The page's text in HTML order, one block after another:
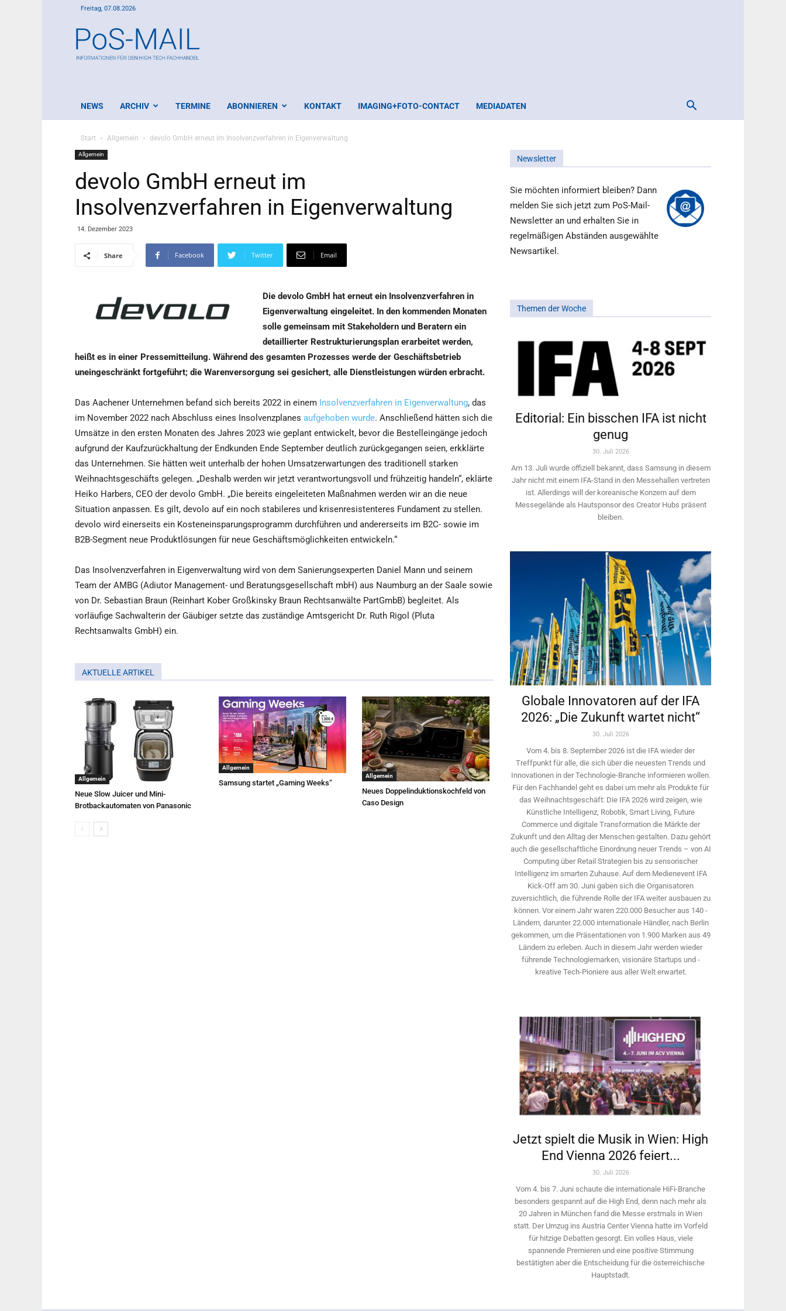
Freitag, 07.08.2026
Mail
NEWS ARCHIV TERMINE ABONNIEREN KONTAKT IMAGING+FOTO-CONTACT MEDIADATEN
Start Allgemein devolo GmbH erneut im Insolvenzverfahren in Eigenverwaltung
Allgemein
devolo GmbH erneut im
Insolvenzverfahren in Eigenverwaltung
14. Dezember 2023
Share Facebook Twitter Email
Die devolo GmbH hat erneut ein Insolvenzverfahren in
Eigenverwaltung eingeleitet. In den kommenden Monaten
solle gemeinsam mit Stakeholdern und Beratern ein
detaillierter Restrukturierungsplan erarbeitet werden,
heißt es in einer Pressemitteilung. Während des gesamten Prozesses werde der Geschäftsbetrieb
uneingeschränkt fortgeführt; die Warenversorgung sei gesichert, alle Dienstleistungen würden erbracht.
Das Aachener Unternehmen befand sich bereits 2022 in einem Insolvenzverfahren in Eigenverwaltung, das
im November 2022 nach Abschluss eines Insolvenzplanes aufgehoben wurde. Anschließend hätten sich die
Umsätze in den ersten Monaten des Jahres 2023 wie geplant entwickelt, bevor die Bestelleingänge jedoch
aufgrund der Kaufzurückhaltung der Endkunden Ende September deutlich zurückgegangen seien, erkklärte
das Unternehmen. Sie hätten weit unterhalb der hohen Umsatzerwartungen des traditionell starken
Weihnachtsgeschäfts gelegen. „Deshalb werden wir jetzt verantwortungsvoll und frühzeitig handeln“, eklärte
Heiko Harbers, CEO der devolo GmbH. „Die bereits eingeleiteten Maßnahmen werden wir an die neue
Situation anpassen. Es gilt, devolo auf ein noch stabileres und krisenresistenteres Fundament zu stellen.
devolo wird einerseits ein Kosteneinsparungsprogramm durchführen und andererseits im B2C- sowie im
B2B-Segment neue Produktlösungen für neue Geschäftsmöglichkeiten entwickeln.“
Das Insolvenzverfahren in Eigenverwaltung wird von dem Sanierungsexperten Daniel Mann und seinem
Team der AMBG (Adiutor Management- und Beratungsgesellschaft mbH) aus Naumburg an der Saale sowie
von Dr. Sebastian Braun (Reinhart Kober Großkinsky Braun Rechtsanwälte PartGmbB) begleitet. Als
vorläufige Sachwalterin der Gäubiger setzte das zuständige Amtsgericht Dr. Ruth Rigol (Pluta
Rechtsanwalts GmbH) ein.
AKTUELLE ARTIKEL
Allgemein
Neue Slow Juicer und Mini-
Brotbackautomaten von Panasonic
Allgemein
Samsung startet „Gaming Weeks“
Allgemein
Neues Doppelinduktionskochfeld von
Caso Design
Newsletter
Sie möchten informiert bleiben? Dann
melden Sie sich jetzt zum PoS-Mail-
Newsletter an und erhalten Sie in
regelmäßigen Abständen ausgewählte
Newsartikel.
Themen der Woche
Editorial: Ein bisschen IFA ist nicht
genug
30. Juli 2026
Am 13. Juli wurde offiziell bekannt, dass Samsung in diesem
Jahr nicht mit einem IFA-Stand in den Messehallen vertreten
ist. Allerdings will ­der koreanische Konzern auf dem
Messegelände als Hautsponsor des Creator Hubs präsent
bleiben.
Globale Innovatoren auf der IFA
2026: „Die Zukunft wartet nicht“
30. Juli 2026
Vom 4. bis 8. September 2026 ist die IFA wieder der
Treffpunkt für alle, die sich über die neuesten Trends und
Innovationen in der Technologie-­Branche informieren wollen.
Für den Fachhandel geht es dabei um mehr als Produkte für
das Weihnachtsgeschäft: Die IFA 2026 wird ­zeigen, wie
Künstliche Intelligenz, Robotik, Smart Living, Future
Commerce und digitale Trans­formation die Märkte der
Zukunft und den Alltag der Menschen gestalten. Dazu gehört
auch die gesellschaftliche Einordnung neuer Trends – von AI
Computing über Retail Strategien bis zu sensorischer
Intelligenz im smarten Zuhause. Auf dem Medien­event IFA
Kick-Off am 30. Juni gaben sich die Organisatoren
zuversichtlich, die führende Rolle der IFA weiter ausbauen zu
können. Vor einem Jahr ­waren 220.000 Besucher aus 140 ­
Ländern, ­darunter 22.000 internationale Händler, nach Berlin
gekommen, um die Präsen­tationen von 1.900 Marken aus 49
Ländern zu erleben. Auch in diesem Jahr werden wieder
führende Technologiemarken, visionäre Startups und ­
kreative Tech-Pioniere aus aller Welt erwartet.
Jetzt spielt die Musik in Wien: High
End Vienna 2026 feiert...
30. Juli 2026
Vom 4. bis 7. Juni schaute die internationale HiFi-Branche
besonders gespannt auf die High End, denn nach mehr als
20 Jahren in München fand die Messe erstmals in Wien
statt. Der Umzug ins Austria Center Vienna hatte im Vorfeld
für hitzige Debatten gesorgt. Ein volles Haus, viele
spannende Premieren und eine positive Stimmung
bestätigten aber die Entscheidung für die österreichische
Hauptstadt.